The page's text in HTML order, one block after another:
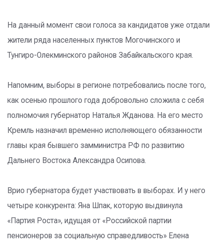
На данный момент свои голоса за кандидатов уже отдали
жители ряда населенных пунктов Могочинского и
Тунгиро-Олекминского районов Забайкальского края.
Напомним, выборы в регионе потребовались после того,
как осенью прошлого года добровольно сложила с себя
полномочия губернатор Наталья Жданова. На его место
Кремль назначил временно исполняющего обязанности
главы края бывшего замминистра РФ по развитию
Дальнего Востока Александра Осипова.
Врио губернатора будет участвовать в выборах. И у него
четыре конкурента: Яна Шпак, которую выдвинула
«Партия Роста», идущая от «Российской партии
пенсионеров за социальную справедливость» Елена